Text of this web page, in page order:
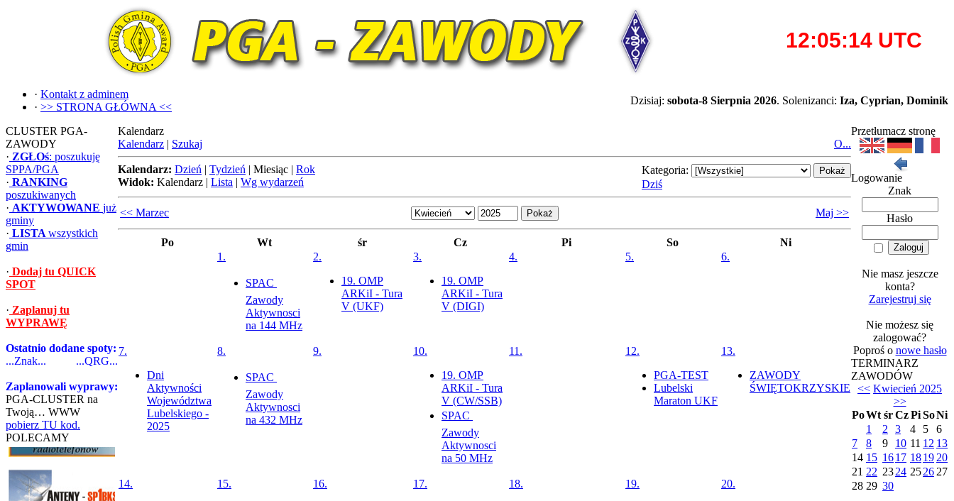
· Kontakt z adminem
· >> STRONA GŁÓWNA <<
Dzisiaj: sobota-8 Sierpnia 2026. Solenizanci: Iza, Cyprian, Dominik
CLUSTER PGA-
ZAWODY
· ZGŁOś: poszukuję
SPPA/PGA
· RANKING
poszukiwanych
· AKTYWOWANE już
gminy
· LISTA wszystkich
gmin
· Dodaj tu QUICK
SPOT
· Zaplanuj tu
WYPRAWĘ
Ostatnio dodane spoty:
...Znak...
...QRG...
Zaplanowali wyprawy:
PGA-CLUSTER na
Twoją… WWW
pobierz TU kod.
POLECAMY
Kalendarz
Kalendarz | Szukaj O...
Kalendarz: Dzień | Tydzień | Miesiąc | Rok
Widok: Kalendarz | Lista | Wg wydarzeń
Kategoria:
Dziś
<< Marzec Maj >>
Po Wt śr Cz Pi So
Ni
1.
SPAC 
Zawody
Aktywnosci
na 144 MHz
2.
19. OMP
ARKiI - Tura
V (UKF)
3.
19. OMP
ARKiI - Tura
V (DIGI)
4. 5. 6.
7.
Dni
Aktywności
Województwa
Lubelskiego -
2025
8.
SPAC 
Zawody
Aktywnosci
na 432 MHz
9.
10.
19. OMP
ARKiI - Tura
V (CW/SSB)
SPAC 
Zawody
Aktywnosci
na 50 MHz
11.
12.
PGA-TEST
Lubelski
Maraton UKF
13.
ZAWODY
ŚWIĘTOKRZYSKIE
14. 15.
16.
17.
18.
19.
20.
Przetłumacz stronę
Logowanie
Znak
Hasło
Nie masz jeszcze
konta?
Zarejestruj się
Nie możesz się
zalogować?
Poproś o nowe hasło
TERMINARZ
ZAWODÓW
<< Kwiecień 2025
>>
PoWt śr CzPiSoNi
1
2 3 4 5
6
7
8 9 10 11 12 13
14 15 1617 1819 20
21 22 2324 2526 27
28 29 30